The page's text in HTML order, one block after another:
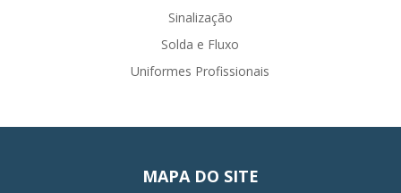
Sinalização
Solda e Fluxo
Uniformes Profissionais
MAPA DO SITE